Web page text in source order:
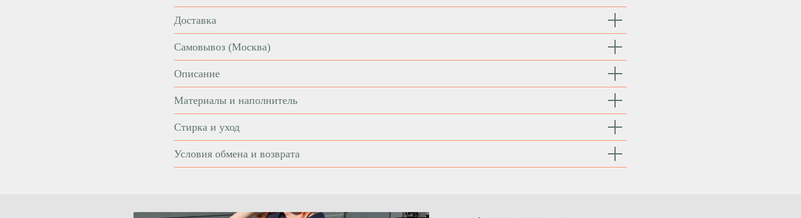
Доставка
Самовывоз (Москва)
Описание
Материалы и наполнитель
Стирка и уход
Условия обмена и возврата